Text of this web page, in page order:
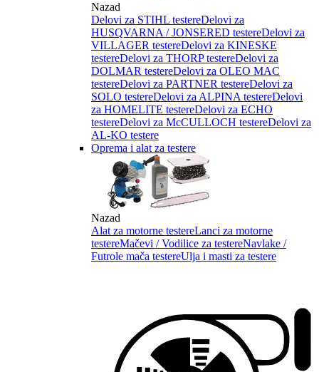
Nazad
Delovi za STIHL testereDelovi za
HUSQVARNA / JONSERED testereDelovi za
VILLAGER testereDelovi za KINESKE
testereDelovi za THORP testereDelovi za
DOLMAR testereDelovi za OLEO MAC
testereDelovi za PARTNER testereDelovi za
SOLO testereDelovi za ALPINA testereDelovi
za HOMELITE testereDelovi za ECHO
testereDelovi za McCULLOCH testereDelovi za
AL-KO testere
Oprema i alat za testere
Nazad
Alat za motorne testereLanci za motorne
testereMačevi / Vodilice za testereNavlake /
Futrole mača testereUlja i masti za testere